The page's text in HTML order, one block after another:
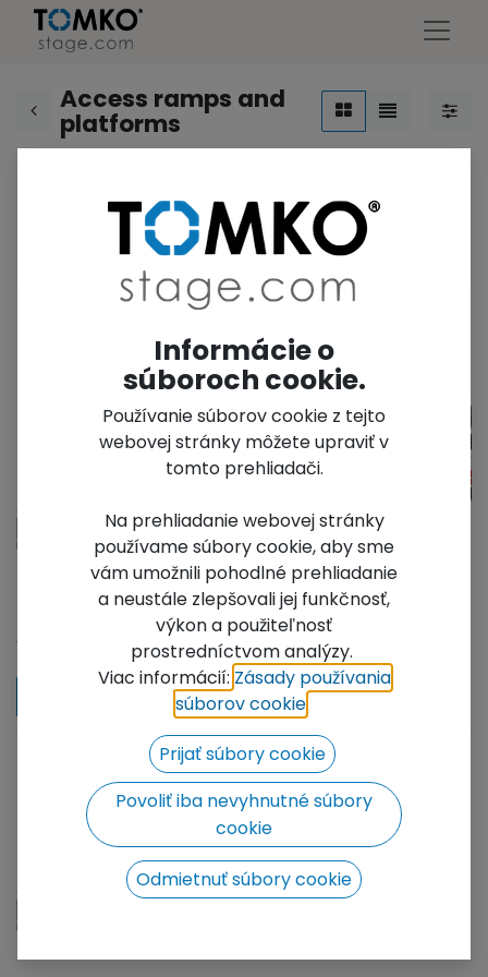
Access ramps and
platforms
1-Point
2-point
trusses
3-point
trusses
TR 110 truck ramp
The inner working width is
110cm. For loading of various
sizes of cars and machinery
into trucks.Not Available For
with VAT
TR 100 truck ramp
The inner working width is
100cm. For loading of
various sizes of cars and
machinery into trucks.
Not Available For
Sale
Informácie o
súboroch cookie.
Používanie súborov cookie z tejto
webovej stránky môžete upraviť v
tomto prehliadači.
Na prehliadanie webovej stránky
používame súbory cookie, aby sme
vám umožnili pohodlné prehliadanie
a neustále zlepšovali jej funkčnosť,
výkon a použiteľnosť
prostredníctvom analýzy.
Viac informácií: Zásady používania
súborov cookie​.
Prijať súbory cookie
Povoliť iba nevyhnutné súbory
cookie
Odmietnuť súbory cookie